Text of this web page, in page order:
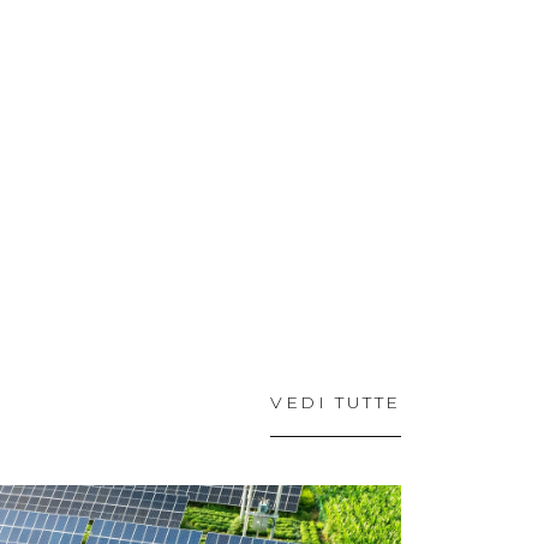
VEDI TUTTE